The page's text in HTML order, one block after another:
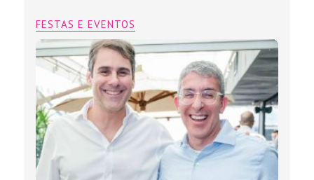
FESTAS E EVENTOS